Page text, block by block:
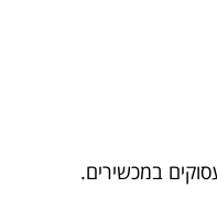
במכשירים.